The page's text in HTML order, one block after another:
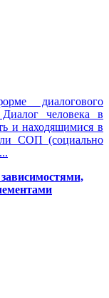
диалогового
человека в
и находящимися в
СОП (социально